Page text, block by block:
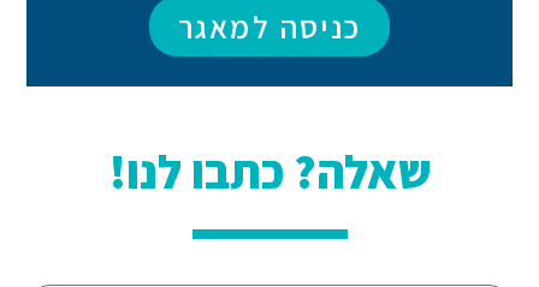
כניסה למאגר
שאלה? כתבו לנו!